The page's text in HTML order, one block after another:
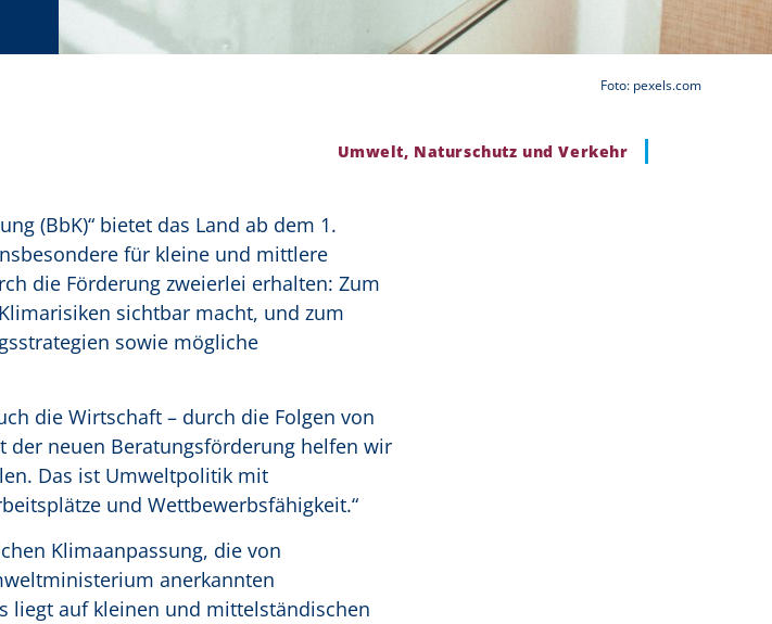
Foto: pexels.com
Umwelt, Naturschutz und Verkehr
(BbK)“ bietet das Land ab dem 1.
für kleine und mittlere
die Förderung zweierlei erhalten: Zum
sichtbar macht, und zum
sowie mögliche
die Wirtschaft – durch die Folgen von
der neuen Beratungsförderung helfen wir
Das ist Umweltpolitik mit
und Wettbewerbsfähigkeit.“
Klimaanpassung, die von
anerkannten
liegt auf kleinen und mittelständischen